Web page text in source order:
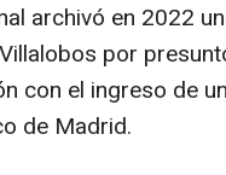
archivó en 2022
por
con el ingreso de
de Madrid.